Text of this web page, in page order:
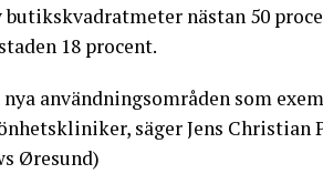
nästan 50
18 procent.
användningsområden som
säger Jens Christian
Øresund)